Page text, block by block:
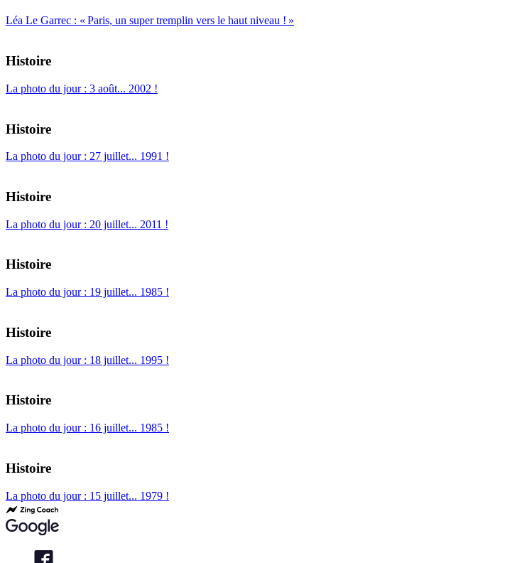
Léa Le Garrec : « Paris, un super tremplin vers le haut niveau ! »
Histoire
La photo du jour : 3 août... 2002 !
Histoire
La photo du jour : 27 juillet... 1991 !
Histoire
La photo du jour : 20 juillet... 2011 !
Histoire
La photo du jour : 19 juillet... 1985 !
Histoire
La photo du jour : 18 juillet... 1995 !
Histoire
La photo du jour : 16 juillet... 1985 !
Histoire
La photo du jour : 15 juillet... 1979 !